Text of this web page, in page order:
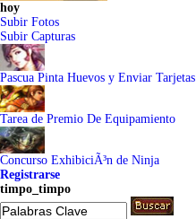
hoy
Subir Fotos
Subir Capturas
Pascua Pinta Huevos y Enviar Tarjetas
Tarea de Premio De Equipamiento
Concurso ExhibiciÃ³n de Ninja
Registrarse
timpo_timpo